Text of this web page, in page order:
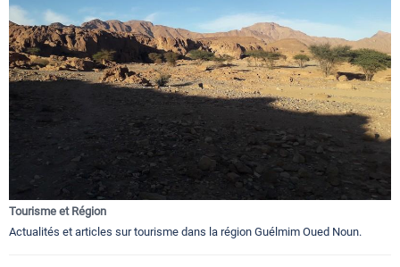
Tourisme et Région
Actualités et articles sur tourisme dans la région Guélmim Oued Noun.